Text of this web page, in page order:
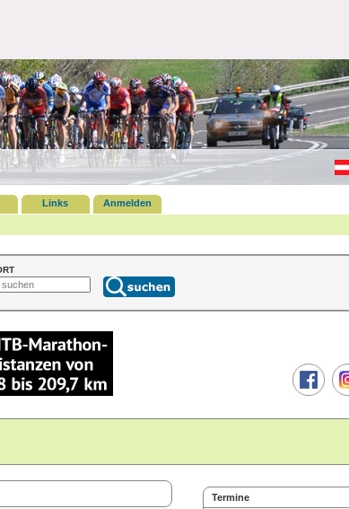
Links
Anmelden
Termine